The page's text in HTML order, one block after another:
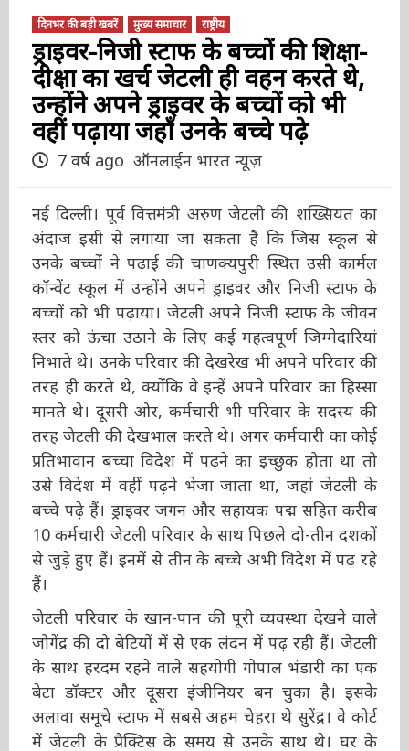
दिनभर की बड़ी खबरें मुख्य समाचार राष्ट्रीय
ड्राइवर-निजी स्टाफ के बच्चों की
शिक्षा-दीक्षा का खर्च जेटली ही वहन
करते थे, उन्होंने अपने ड्राइवर के बच्चों
को भी वहीं पढ़ाया जहाँ उनके बच्चे
पढ़े
7 वर्ष ago ऑनलाईन भारत न्यूज़
नई दिल्ली। पूर्व वित्तमंत्री अरुण जेटली की शख्सियत का
अंदाज इसी से लगाया जा सकता है कि जिस स्कूल से
उनके बच्चों ने पढ़ाई की चाणक्यपुरी स्थित उसी कार्मल
कॉन्वेंट स्कूल में उन्होंने अपने ड्राइवर और निजी स्टाफ के
बच्चों को भी पढ़ाया। जेटली अपने निजी स्टाफ के जीवन
स्तर को ऊंचा उठाने के लिए कई महत्वपूर्ण जिम्मेदारियां
निभाते थे। उनके परिवार की देखरेख भी अपने परिवार
की तरह ही करते थे, क्योंकि वे इन्हें अपने परिवार का
हिस्सा मानते थे। दूसरी ओर, कर्मचारी भी परिवार के
सदस्य की तरह जेटली की देखभाल करते थे। अगर
कर्मचारी का कोई प्रतिभावान बच्चा विदेश में पढ़ने का
इच्छुक होता था तो उसे विदेश में वहीं पढ़ने भेजा जाता
था, जहां जेटली के बच्चे पढ़े हैं। ड्राइवर जगन और
सहायक पद्म सहित करीब 10 कर्मचारी जेटली परिवार
के साथ पिछले दो-तीन दशकों से जुड़े हुए हैं। इनमें से
तीन के बच्चे अभी विदेश में पढ़ रहे हैं।
जेटली परिवार के खान-पान की पूरी व्यवस्था देखने वाले
जोगेंद्र की दो बेटियों में से एक लंदन में पढ़ रही हैं।
जेटली के साथ हरदम रहने वाले सहयोगी गोपाल भंडारी
का एक बेटा डॉक्टर और दूसरा इंजीनियर बन चुका है।
इसके अलावा समूचे स्टाफ में सबसे अहम चेहरा थे सुरेंद्र।